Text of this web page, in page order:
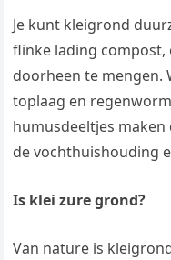
Je kunt kleigrond
flinke lading
doorheen te mengen.
toplaag en
humusdeeltjes
de vochthuishouding
Is klei zure grond?
Van nature is